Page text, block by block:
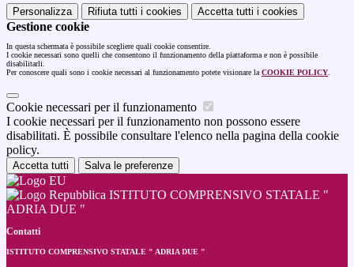
Personalizza Rifiuta tutti i cookies Accetta tutti i cookies
Gestione cookie
In questa schermata è possibile scegliere quali cookie consentire.
I cookie necessari sono quelli che consentono il funzionamento della piattaforma e non è possibile
disabilitarli.
Per conoscere quali sono i cookie necessari al funzionamento potete visionare la COOKIE POLICY
Cookie necessari per il funzionamento
I cookie necessari per il funzionamento non possono essere
disabilitati. È possibile consultare l'elenco nella pagina della cookie
policy.
Accetta tutti Salva le preferenze
ISTITUTO COMPRENSIVO STATALE "
ADRIA DUE "
Contatti
ISTITUTO COMPRENSIVO STATALE " ADRIA DUE "